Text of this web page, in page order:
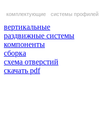
комплектующие системы профилей
вертикальные
раздвижные системы
компоненты
сборка
схема отверстий
скачать pdf